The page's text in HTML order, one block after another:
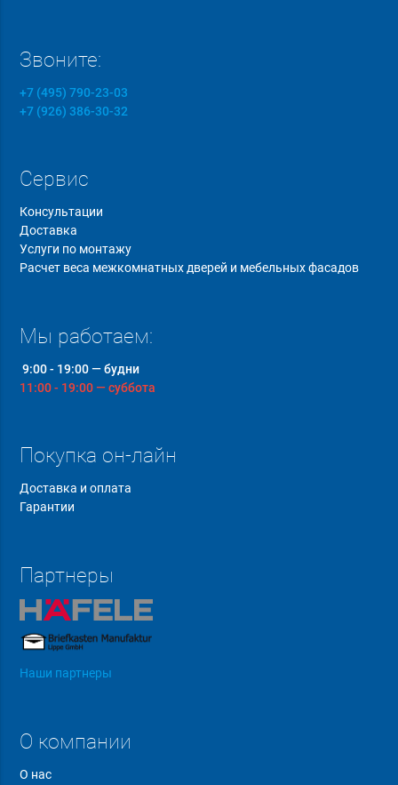
Звоните:
+7 (495) 790-23-03
+7 (926) 386-30-32
Сервис
Консультации
Доставка
Услуги по монтажу
Расчет веса межкомнатных дверей и мебельных фасадов
Мы работаем:
9:00 - 19:00 — будни
11:00 - 19:00 — суббота
Покупка он-лайн
Доставка и оплата
Гарантии
Партнеры
Наши партнеры
О компании
О нас